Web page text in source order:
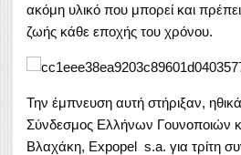
ακόμη υλικό που μπορεί και
ζωής κάθε εποχής του χρόνου.
Την έμπνευση αυτή στήριξαν,
Σύνδεσμος Ελλήνων Γουνοποιών
Βλαχάκη, Expοpel s.a. για τρίτη